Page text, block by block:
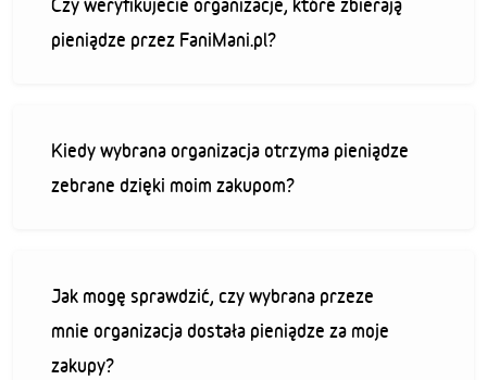
Czy weryfikujecie organizacje, które zbierają
pieniądze przez FaniMani.pl?
Kiedy wybrana organizacja otrzyma pieniądze
zebrane dzięki moim zakupom?
Jak mogę sprawdzić, czy wybrana przeze
mnie organizacja dostała pieniądze za moje
zakupy?